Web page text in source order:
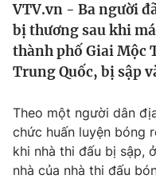
Thế giới
Tin tức
Thế giới đó đây
Câu chuyện quốc tế
Kinh tế
Thị trường
Góc doanh nghiệp
Dữ liệu và đời sống
Truyền hình
VTV.vn - Ba người
bị thương sau khi
thành phố Giai Mộc
Trung Quốc, bị sập
Theo một người dân
chức huấn luyện bóng
khi nhà thi đấu bị sập,
nhà của nhà thi đấu